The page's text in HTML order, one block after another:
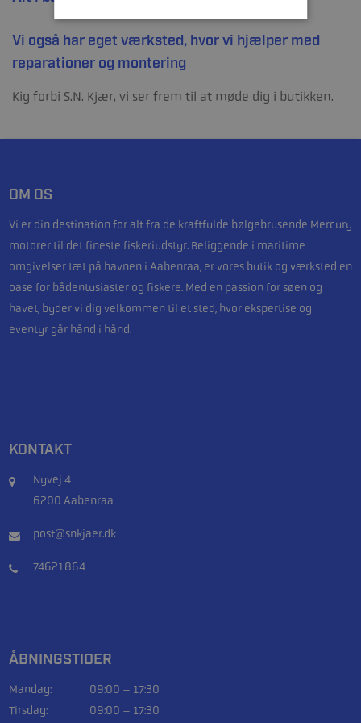
Vi også har eget værksted, hvor vi hjælper med
reparationer og montering
Kig forbi S.N. Kjær, vi ser frem til at møde dig i butikken.
OM OS
Vi er din destination for alt fra de kraftfulde bølgebrusende Mercury
motorer til det fineste fiskeriudstyr. Beliggende i maritime
omgivelser tæt på havnen i Aabenraa, er vores butik og værksted en
oase for bådentusiaster og fiskere. Med en passion for søen og
havet, byder vi dig velkommen til et sted, hvor ekspertise og
eventyr går hånd i hånd.
KONTAKT
Nyvej 4
6200 Aabenraa
post@snkjaer.dk
74621864
ÅBNINGSTIDER
Mandag:
09:00 – 17:30
Tirsdag:
09:00 – 17:30